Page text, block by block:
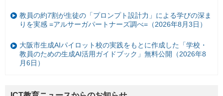
教員の約7割が生徒の「プロンプト設計力」による学びの深ま
りを実感 =アルサーガパートナーズ調べ=（2026年8月3日）
大阪市生成AIパイロット校の実践をもとに作成した「学校・
教員のための生成AI活用ガイドブック」無料公開（2026年8
月6日）